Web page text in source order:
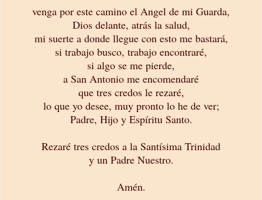
venga por este camino el Angel de mi Guarda,
Dios delante, atrás la salud,
mi suerte a donde llegue con esto me bastará,
si trabajo busco, trabajo encontraré,
si algo se me pierde,
a San Antonio me encomendaré
que tres credos le rezaré,
lo que yo desee, muy pronto lo he de ver;
Padre, Hijo y Espíritu Santo.
Rezaré tres credos a la Santísima Trinidad
y un Padre Nuestro.
Amén.